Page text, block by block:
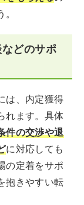
どのサポ
は、内定獲得
れます。具体
件の交渉や退
に対応しても
の定着をサポ
抱きやすい転